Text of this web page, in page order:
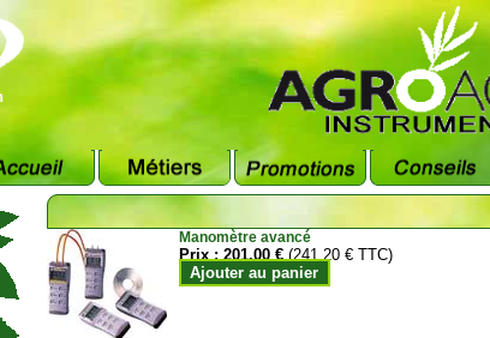
Manomètre avancé
Prix :201.00 € (241.20 € TTC)
Ajouter au panier